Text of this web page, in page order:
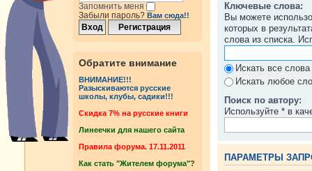
Запомнить меня
Забыли пароль? Вам сюда!!
Обратите внимание
ВНИМАНИЕ!!!
Разыскиваются русские
школы, клубы, садики!!!
Cкидка 7% на русские книги
Линеечки для нашего сайта
Правила форума. 17.11.2011
Как стать "Жителем форума"?
Ключевые слова:
Вы можете
которых в
слова из списка.
Искать все слова
Искать любое
Поиск по автору:
Используйте * в
ПАРАМЕТРЫ